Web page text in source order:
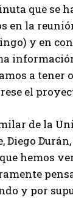
que se
en la
y en
a tener
el
de la
Diego
hemos
y por